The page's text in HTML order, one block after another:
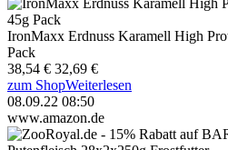
IronMaxx Erdnuss Karamell High
Pack
38,54 € 32,69 €
zum ShopWeiterlesen
08.09.22 08:50
www.amazon.de